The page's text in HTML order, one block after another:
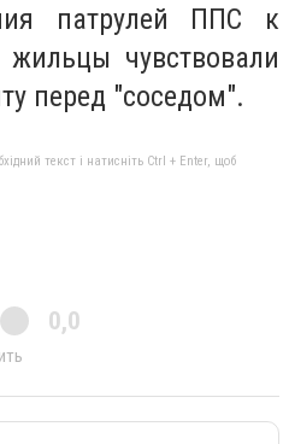
патрулей ППС к
чувствовали
перед "соседом".
текст і натисніть Ctrl + Enter, щоб
0,0